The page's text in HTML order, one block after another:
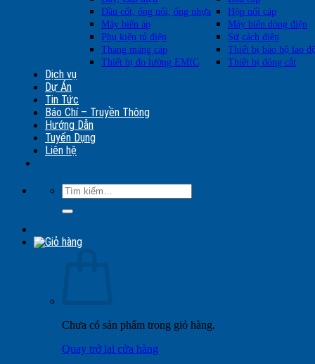
Đầu cốt, ống nối, ống nhựa
Hộp nối cáp
Máy biến áp
Máy biến dòng điện
Phụ kiện tủ điện
Sứ cách điện
Thang máng cáp
Thiết bị bảo hộ lao
Thiết bị đo lường EMIC
Thiết bị đóng cắt
Dịch vụ
Dự Án
Tin Tức
Báo Chí – Truyền Thông
Hướng Dẫn
Tuyển Dụng
Liên hệ
Tìm
kiếm:
Chưa có sản phẩm trong giỏ hàng.
Quay trở lại cửa hàng